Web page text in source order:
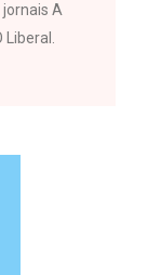
jornais A
Liberal.